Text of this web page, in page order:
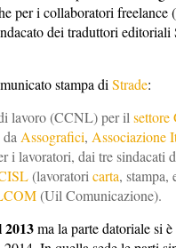
per i collaboratori
dei traduttori
stampa di Strade:
lavoro (CCNL) per il
Assografici, Associazione
i lavoratori, dai tre sindacati
(lavoratori carta, stampa,
(Uil Comunicazione).
2013ma la parte datoriale si